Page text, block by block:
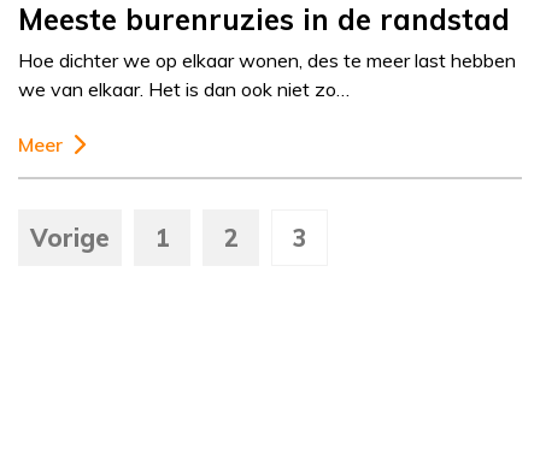
Meeste burenruzies in de randstad
Hoe dichter we op elkaar wonen, des te meer last hebben
we van elkaar. Het is dan ook niet zo…
Meer
Vorige 1 2 3